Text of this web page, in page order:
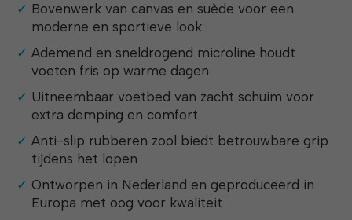
Bovenwerk van canvas en suède voor een
moderne en sportieve look
Ademend en sneldrogend microline houdt
voeten fris op warme dagen
Uitneembaar voetbed van zacht schuim voor
extra demping en comfort
Anti-slip rubberen zool biedt betrouwbare grip
tijdens het lopen
Ontworpen in Nederland en geproduceerd in
Europa met oog voor kwaliteit